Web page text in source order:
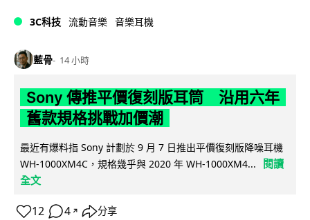
3C科技 流動音樂 音樂耳機
藍骨 14 小時
Sony 傳推平價復刻版耳筒 沿用六年
舊款規格挑戰加價潮
最近有爆料指 Sony 計劃於 9 月 7 日推出平價復刻版降噪耳機
WH-1000XM4C，規格幾乎與 2020 年 WH-1000XM4...
閱讀
全文
12 4 ↗ 分享